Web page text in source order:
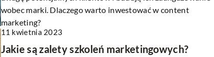
wobec marki. Dlaczego warto inwestować w content
marketing?
11 kwietnia 2023
Jakie są zalety szkoleń marketingowych?